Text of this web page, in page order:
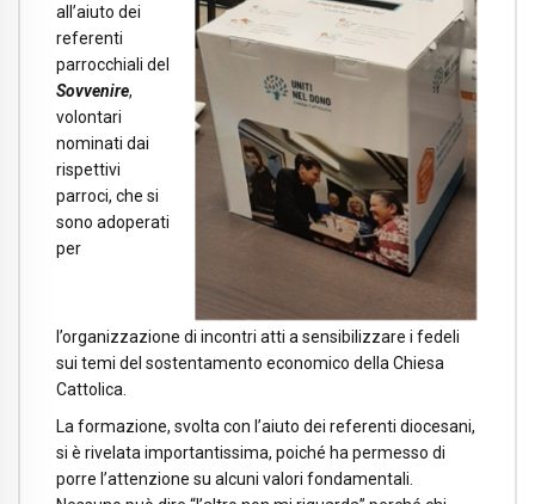
all’aiuto dei
referenti
parrocchiali del
Sovvenire,
volontari
nominati dai
rispettivi
parroci, che si
sono adoperati
per
l’organizzazione di incontri atti a sensibilizzare i fedeli
sui temi del sostentamento economico della Chiesa
Cattolica.
La formazione, svolta con l’aiuto dei referenti diocesani,
si è rivelata importantissima, poiché ha permesso di
porre l’attenzione su alcuni valori fondamentali.